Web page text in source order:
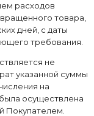
расходов
товара,
дней, с даты
требования.
не
указанной суммы
на
осуществлена
Покупателем.